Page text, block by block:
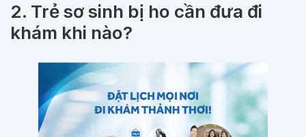
2. Trẻ sơ sinh bị ho cần đưa đi
khám khi nào?